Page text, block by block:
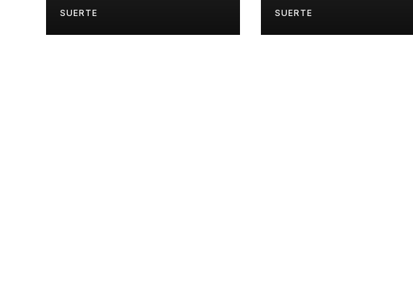
SUERTE SUERTE